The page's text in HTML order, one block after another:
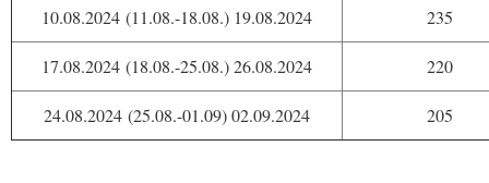
10.08.2024 (11.08.-18.08.) 19.08.2024 235
17.08.2024 (18.08.-25.08.) 26.08.2024 220
24.08.2024 (25.08.-01.09) 02.09.2024 205